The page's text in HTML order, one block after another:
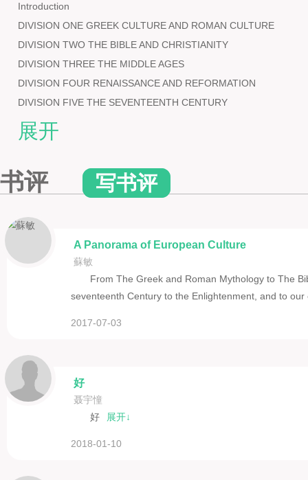
Introduction
DIVISION ONE GREEK CULTURE AND ROMAN CULTURE
DIVISION TWO THE BIBLE AND CHRISTIANITY
DIVISION THREE THE MIDDLE AGES
DIVISION FOUR RENAISSANCE AND REFORMATION
DIVISION FIVE THE SEVENTEENTH CENTURY
DIVISION SIX THE AGE OF ENLIGHTENMENT
DIVISION SEVEN ROMANTICISM
DIVISION NINE REALISM
DIVISION TEN MODERNISM AND OTHER TRENDS
Select Bibliography 参考书目
欧洲与中国 大事对照简表
Copyright Page
展开
书评 写书评
A Panorama of European Culture
蘇敏
From The Greek and Roman Mythology to The
seventeenth Century to the Enlightenment, and to
2017-07-03
好
聂宇憧
好
展开↓
2018-01-10